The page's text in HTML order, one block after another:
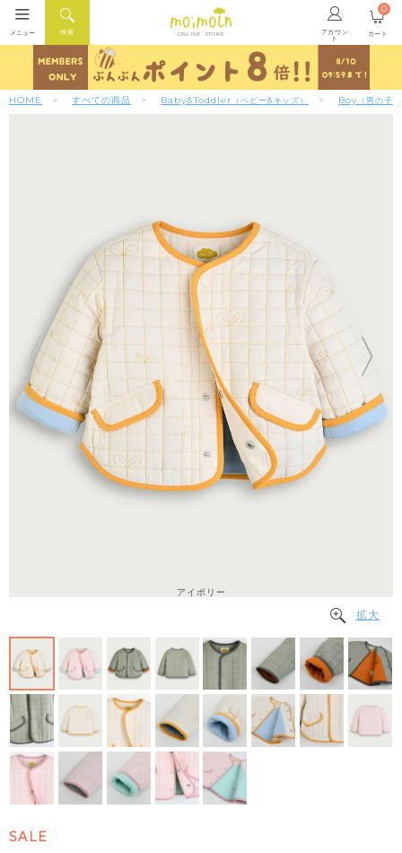
ONLINE STORE アカウン
ト
検索
メニュー カート
0
HOME すべての商品 Baby&Toddler （ベビー&キッズ） Boy （男の子）
アイボリー
拡大
SALE